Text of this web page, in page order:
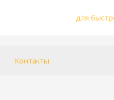
для
Контакты